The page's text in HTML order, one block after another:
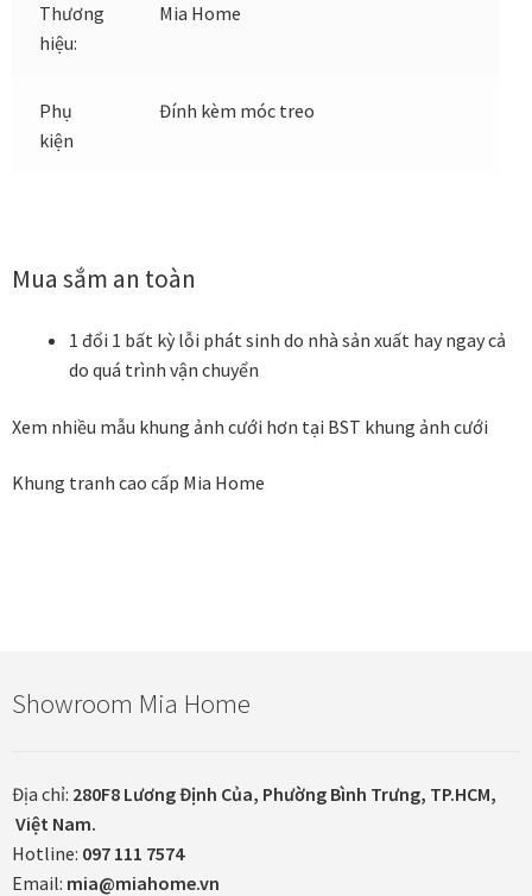
Đóng khung tranh canvas – tranh sơn dầu
Đóng khung tranh đính đá
Đóng khung tranh sơn mài
Đóng khung tranh thêu
Giới Thiệu Mia Home
In ảnh theo yêu cầu
In tranh canvas theo yêu cầu
In tranh dán tường theo yêu cầu
Thương
hiệu:
Mia Home
Phụ
kiện
Đính kèm móc treo
Mua sắm an toàn
1 đổi 1 bất kỳ lỗi phát sinh do nhà sản xuất hay ngay cả
do quá trình vận chuyển
Xem nhiều mẫu khung ảnh cưới hơn tại BST khung ảnh cưới
Khung tranh cao cấp Mia Home
Showroom Mia Home
Địa chỉ: 280F8 Lương Định Của, Phường Bình Trưng, TP.HCM,
Việt Nam.
Hotline: 097 111 7574
Email: mia@miahome.vn